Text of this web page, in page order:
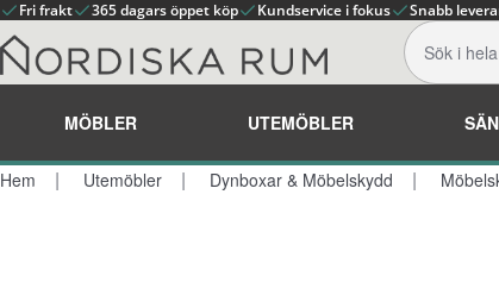
Fri frakt 365 dagars öppet köp Kundservice i fokus Snabb
MÖBLER UTEMÖBLER
Hem Utemöbler Dynboxar & Möbelskydd